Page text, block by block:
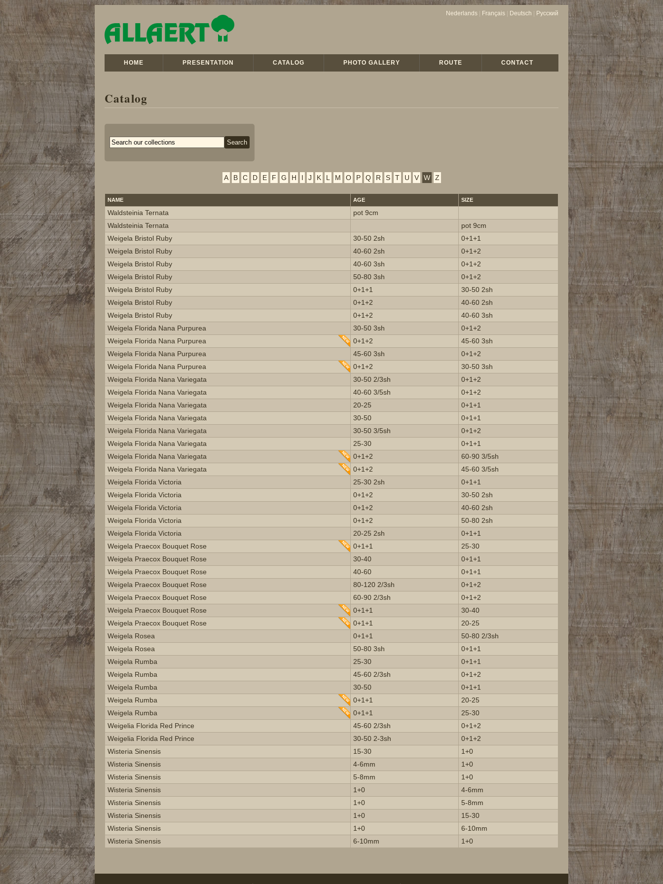
Nederlands Français Deutsch Русский
HOME PRESENTATION CATALOG PHOTO GALLERY ROUTE CONTACT
Catalog
A B C D E F G H I J K L M O P Q R S T U V W Z
NAME AGE SIZE
Waldsteinia Ternata
pot 9cm
Waldsteinia Ternata
pot 9cm
Weigela Bristol Ruby
30-50 2sh
0+1+1
Weigela Bristol Ruby
40-60 2sh
0+1+2
Weigela Bristol Ruby
40-60 3sh
0+1+2
Weigela Bristol Ruby
50-80 3sh
0+1+2
Weigela Bristol Ruby
0+1+1
30-50 2sh
Weigela Bristol Ruby
0+1+2
40-60 2sh
Weigela Bristol Ruby
0+1+2
40-60 3sh
Weigela Florida Nana Purpurea
30-50 3sh
0+1+2
Weigela Florida Nana Purpurea
0+1+2
45-60 3sh
Weigela Florida Nana Purpurea
45-60 3sh
0+1+2
Weigela Florida Nana Purpurea
0+1+2
30-50 3sh
Weigela Florida Nana Variegata
30-50 2/3sh
0+1+2
Weigela Florida Nana Variegata
40-60 3/5sh
0+1+2
Weigela Florida Nana Variegata
20-25
0+1+1
Weigela Florida Nana Variegata
30-50
0+1+1
Weigela Florida Nana Variegata
30-50 3/5sh
0+1+2
Weigela Florida Nana Variegata
25-30
0+1+1
Weigela Florida Nana Variegata
0+1+2
60-90 3/5sh
Weigela Florida Nana Variegata
0+1+2
45-60 3/5sh
Weigela Florida Victoria
25-30 2sh
0+1+1
Weigela Florida Victoria
0+1+2
30-50 2sh
Weigela Florida Victoria
0+1+2
40-60 2sh
Weigela Florida Victoria
0+1+2
50-80 2sh
Weigela Florida Victoria
20-25 2sh
0+1+1
Weigela Praecox Bouquet Rose
0+1+1
25-30
Weigela Praecox Bouquet Rose
30-40
0+1+1
Weigela Praecox Bouquet Rose
40-60
0+1+1
Weigela Praecox Bouquet Rose
80-120 2/3sh
0+1+2
Weigela Praecox Bouquet Rose
60-90 2/3sh
0+1+2
Weigela Praecox Bouquet Rose
0+1+1
30-40
Weigela Praecox Bouquet Rose
0+1+1
20-25
Weigela Rosea
0+1+1
50-80 2/3sh
Weigela Rosea
50-80 3sh
0+1+1
Weigela Rumba
25-30
0+1+1
Weigela Rumba
45-60 2/3sh
0+1+2
Weigela Rumba
30-50
0+1+1
Weigela Rumba
0+1+1
20-25
Weigela Rumba
0+1+1
25-30
Weigelia Florida Red Prince
45-60 2/3sh
0+1+2
Weigelia Florida Red Prince
30-50 2-3sh
0+1+2
Wisteria Sinensis
15-30
1+0
Wisteria Sinensis
4-6mm
1+0
Wisteria Sinensis
5-8mm
1+0
Wisteria Sinensis
1+0
4-6mm
Wisteria Sinensis
1+0
5-8mm
Wisteria Sinensis
1+0
15-30
Wisteria Sinensis
1+0
6-10mm
Wisteria Sinensis
6-10mm 1+0